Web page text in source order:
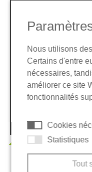
Informations légales
Conditions
Système de
Nous utilisons
Certains d'entre
nécessaires,
améliorer ce site
fonctionnalités
Cookies
Statistiques
Tout